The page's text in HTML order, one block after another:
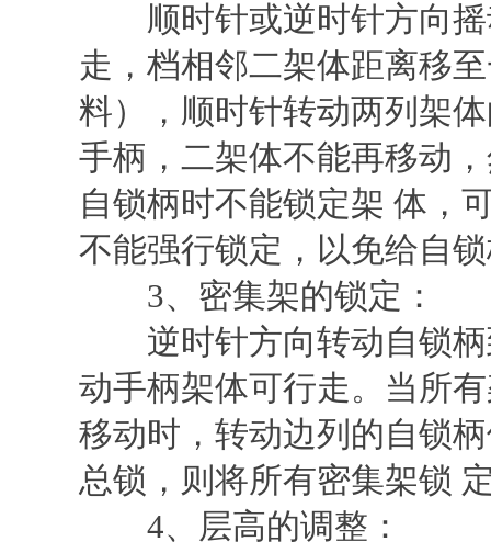
顺时针或逆时针方向摇
走，档相邻二架体距离移
料），顺时针转动两列架
手柄，二架体不能再移动
自锁柄时不能锁定架 体，
不能强行锁定，以免给自
3、密集架的锁定：
逆时针方向转动自锁柄
动手柄架体可行走。当所
移动时，转动边列的自锁
总锁，则将所有密集架锁
4、层高的调整：